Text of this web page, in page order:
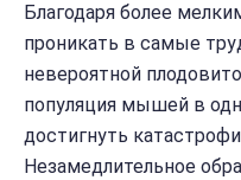
Благодаря более
проникать в самые
невероятной
популяция мышей в
достигнуть
Незамедлительное